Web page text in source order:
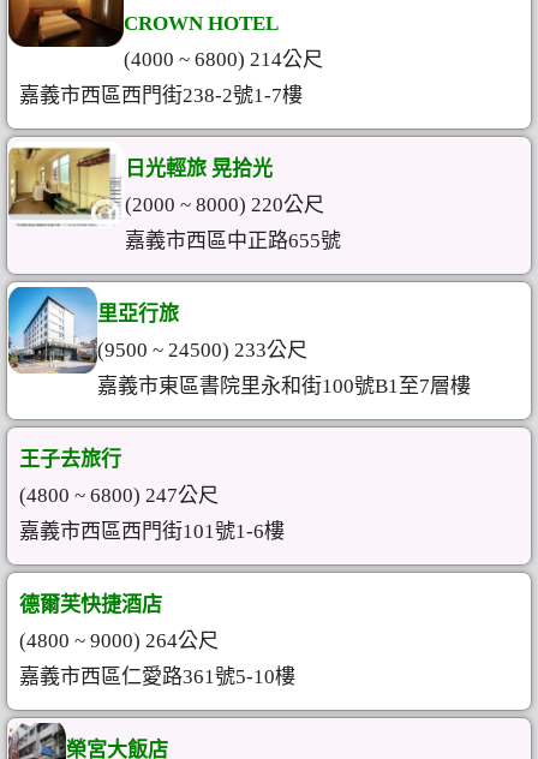
CROWN HOTEL
(4000 ~ 6800) 214公尺
嘉義市西區西門街238-2號1-7樓
日光輕旅 晃拾光
(2000 ~ 8000) 220公尺
嘉義市西區中正路655號
里亞行旅
(9500 ~ 24500) 233公尺
嘉義市東區書院里永和街100號B1至7層樓
王子去旅行
(4800 ~ 6800) 247公尺
嘉義市西區西門街101號1-6樓
德爾芙快捷酒店
(4800 ~ 9000) 264公尺
嘉義市西區仁愛路361號5-10樓
榮宮大飯店